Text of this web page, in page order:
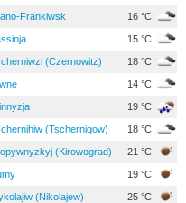
Frankiwsk 16 °C
15 °C
(Czernowitz) 18 °C
14 °C
19 °C
(Tschernigow) 18 °C
(Kirowograd) 21 °C
19 °C
(Nikolajew) 25 °C